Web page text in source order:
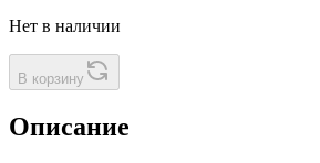
Нет в наличии
В корзину
Описание